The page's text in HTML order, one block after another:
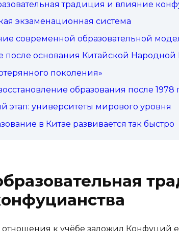
традиция и влияние
экзаменационная система
современной образовательной
после основания Китайской Народной
поколения»
образования после 1978
этап: университеты мирового уровня
в Китае развивается так быстро
к учёбе заложил Конфуций